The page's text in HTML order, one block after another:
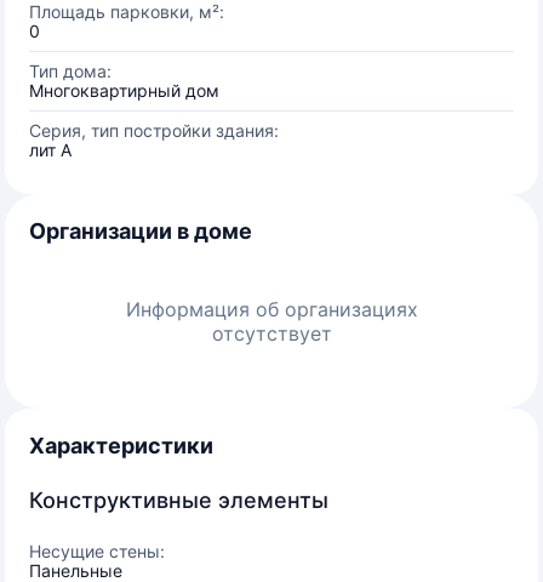
Площадь парковки, м²:
0
Тип дома:
Многоквартирный дом
Серия, тип постройки здания:
лит А
Организации в доме
Информация об организациях
отсутствует
Характеристики
Конструктивные элементы
Несущие стены:
Панельные